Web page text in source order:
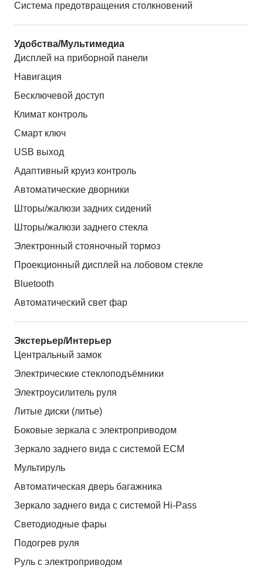
Система предотвращения столкновений
Удобства/Мультимедиа
Дисплей на приборной панели
Навигация
Бесключевой доступ
Климат контроль
Смарт ключ
USB выход
Адаптивный круиз контроль
Автоматические дворники
Шторы/жалюзи задних сидений
Шторы/жалюзи заднего стекла
Электронный стояночный тормоз
Проекционный дисплей на лобовом стекле
Bluetooth
Автоматический свет фар
Экстерьер/Интерьер
Центральный замок
Электрические стеклоподъёмники
Электроусилитель руля
Литые диски (литье)
Боковые зеркала с электроприводом
Зеркало заднего вида с системой ЕСМ
Мультируль
Автоматическая дверь багажника
Зеркало заднего вида с системой Hi-Pass
Светодиодные фары
Подогрев руля
Руль с электроприводом